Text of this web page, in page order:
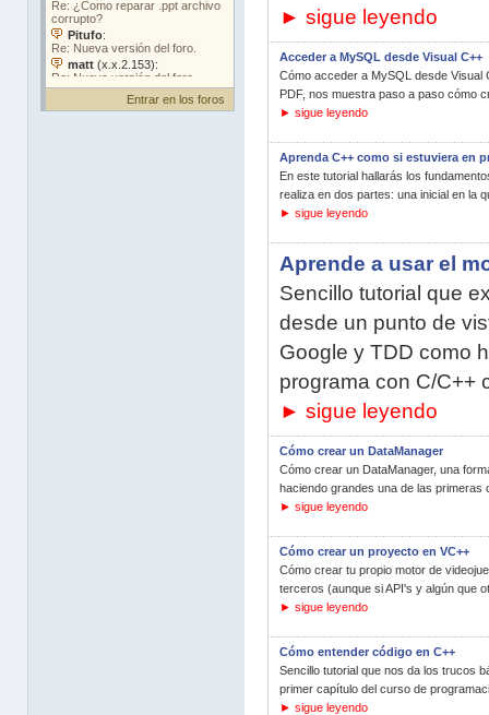
Entrar en los foros
► sigue leyendo
Acceder a MySQL desde Visual C++
Cómo acceder a MySQL desde Visual
PDF, nos muestra paso a paso cómo
► sigue leyendo
Aprenda C++ como si estuviera en
En este tutorial hallarás los
realiza en dos partes: una inicial en la
► sigue leyendo
Aprende a usar el
Sencillo tutorial que
desde un punto de
Google y TDD como
programa con C/C++
► sigue leyendo
Cómo crear un DataManager
Cómo crear un DataManager, una
haciendo grandes una de las
► sigue leyendo
Cómo crear un proyecto en VC++
Cómo crear tu propio motor de
terceros (aunque si API's y algún que
► sigue leyendo
Cómo entender código en C++
Sencillo tutorial que nos da los trucos
primer capítulo del curso de
► sigue leyendo